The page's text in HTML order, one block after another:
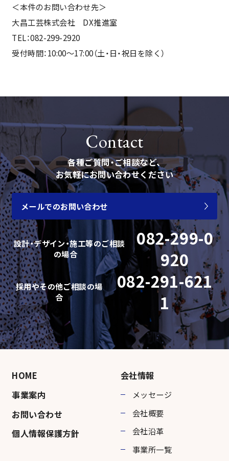
施工実績
新事業
採用情報
お問い合わせ
＜本件のお問い合わせ先＞
大昌工芸株式会社 DX推進室
TEL：082-299-2920
受付時間：10:00～17:00（土・日・祝日を除く）
Contact
各種ご質問・ご相談など、
お気軽にお問い合わせください
メールでのお問い合わせ
設計・デザイン・施工等のご相談
の場合
082-299-0
920
採用やその他ご相談の場
合
082-291-621
1
HOME
事業案内
お問い合わせ
個人情報保護方針
会社情報
メッセージ
会社概要
会社沿革
事業所一覧